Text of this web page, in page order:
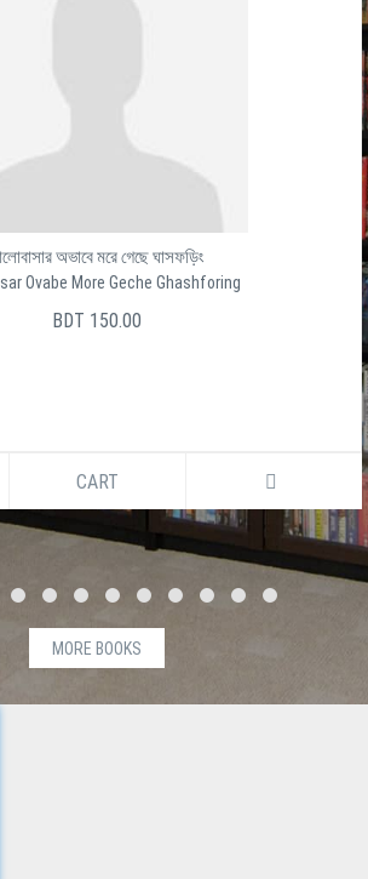
অভাবে মরে গেছে ঘাসফড়িং
Ovabe More Geche Ghashforing
BDT 150.00
CART
MORE BOOKS